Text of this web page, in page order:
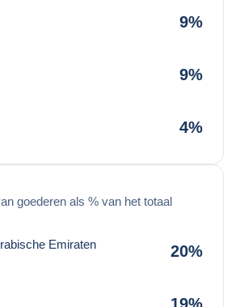
9%
9%
4%
goederen als % van het totaal
Emiraten 20%